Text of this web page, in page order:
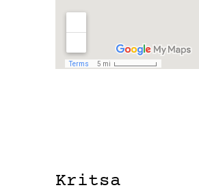
Kritsa